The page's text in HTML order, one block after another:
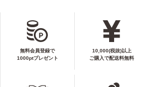
無料会員登録で
1000ptプレゼント
10,000(税抜)以上
ご購入で配送料無料